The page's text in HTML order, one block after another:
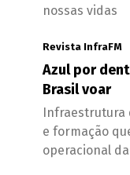
nossas vidas
Revista InfraFM
Azul por
Brasil voar
Infraestrutura
e formação
operacional